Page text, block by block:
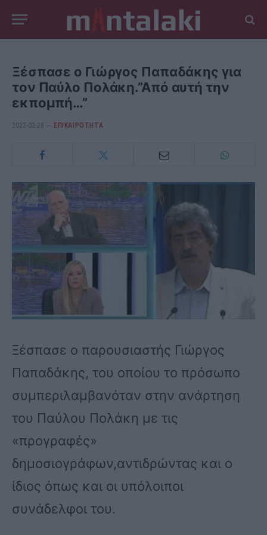
Ξέσπασε ο Γιώργος Παπαδάκης για
τον Παύλο Πολάκη.”Από αυτή την
εκπομπή…”
2023-02-28 ΕΠΙΚΑΙΡΟΤΗΤΑ
Ξέσπασε ο παρουσιαστής Γιώργος
Παπαδάκης, του οποίου το πρόσωπο
συμπεριλαμβανόταν στην ανάρτηση
του Παύλου Πολάκη με τις
«προγραφές»
δημοσιογράφων,αντιδρώντας και ο
ίδιος όπως και οι υπόλοιποι
συνάδελφοι του.